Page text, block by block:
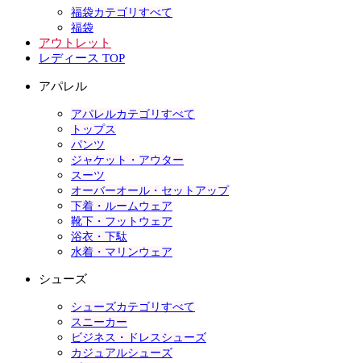
福袋カテゴリすべて
福袋
アウトレット
レディース TOP
アパレル
アパレルカテゴリすべて
トップス
パンツ
ジャケット・アウター
スーツ
オーバーオール・セットアップ
下着・ルームウェア
靴下・フットウェア
浴衣・下駄
水着・マリンウェア
シューズ
シューズカテゴリすべて
スニーカー
ビジネス・ドレスシューズ
カジュアルシューズ